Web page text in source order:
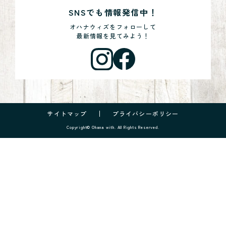
SNSでも情報発信中！
オハナウィズをフォローして
最新情報を見てみよう！
サイトマップ プライバシーポリシー
Copyright© Ohana with. All Rights Reserved.